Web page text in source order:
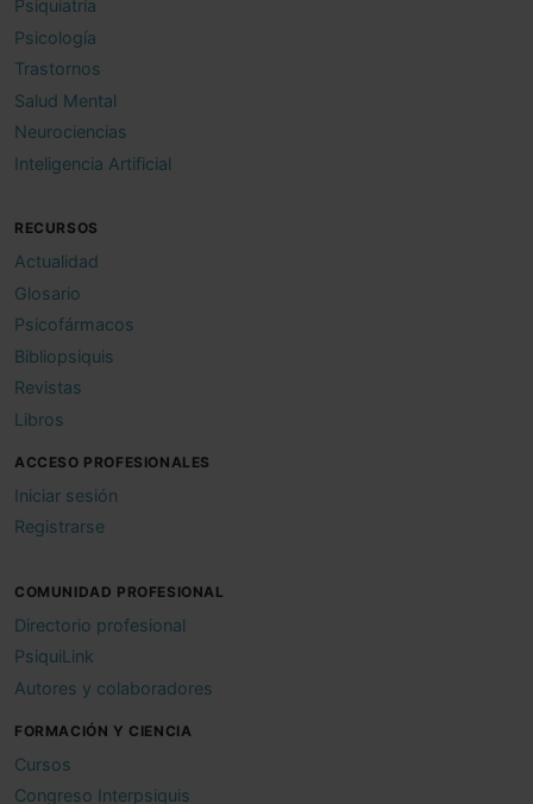
Psiquiatría
Psicología
Trastornos
Salud Mental
Neurociencias
Inteligencia Artificial
RECURSOS
Actualidad
Glosario
Psicofármacos
Bibliopsiquis
Revistas
Libros
ACCESO PROFESIONALES
Iniciar sesión
Registrarse
COMUNIDAD PROFESIONAL
Directorio profesional
PsiquiLink
Autores y colaboradores
FORMACIÓN Y CIENCIA
Cursos
Congreso Interpsiquis